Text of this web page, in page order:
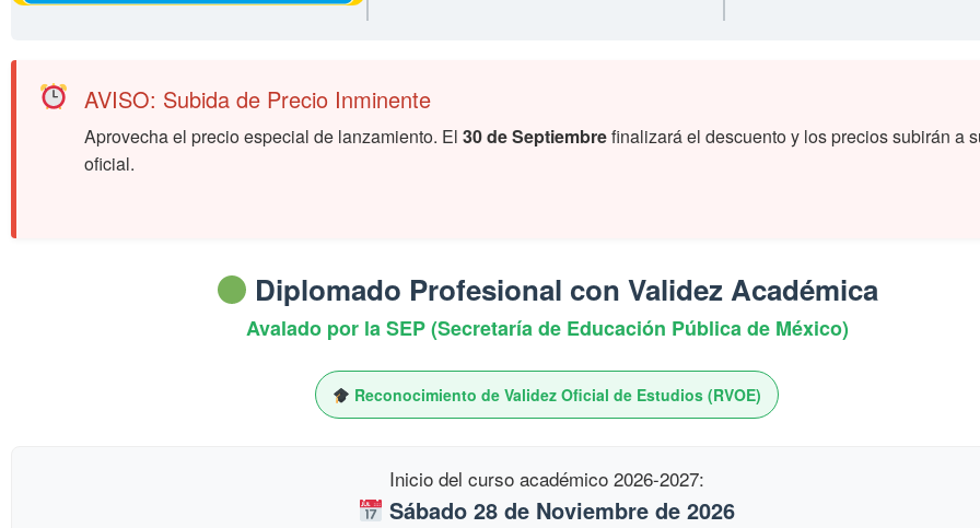
AVISO: Subida de Precio Inminente
Aprovecha el precio especial de lanzamiento. El30 de Septiembrefinalizará el descuento y los precios subirán a
oficial.
Diplomado Profesional con Validez Académica
Avalado por la SEP (Secretaría de Educación Pública de México)
Reconocimiento de Validez Oficial de Estudios (RVOE)
Inicio del curso académico 2026-2027:
Sábado 28 de Noviembre de 2026